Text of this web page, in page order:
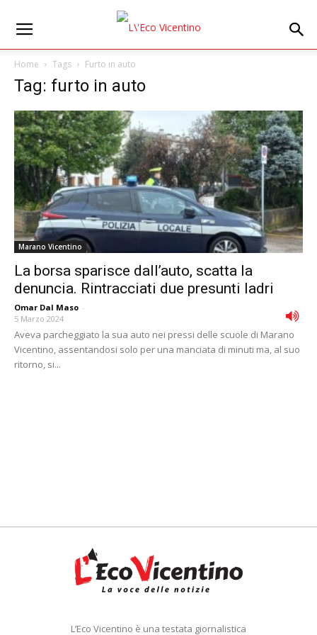
Home Tags Furto in auto
Tag: furto in auto
Marano Vicentino
La borsa sparisce dall’auto, scatta la
denuncia. Rintracciati due presunti ladri
Omar Dal Maso -
5 Marzo 2024
Aveva parcheggiato la sua auto nei pressi delle scuole di Marano
Vicentino, assentandosi solo per una manciata di minuti ma, al suo
ritorno, si...
L’Eco Vicentino è una testata giornalistica